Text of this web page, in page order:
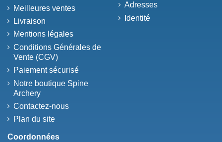
Meilleures ventes
Livraison
Mentions légales
Conditions Générales de
Vente (CGV)
Paiement sécurisé
Notre boutique Spine
Archery
Contactez-nous
Plan du site
Adresses
Identité
Coordonnées